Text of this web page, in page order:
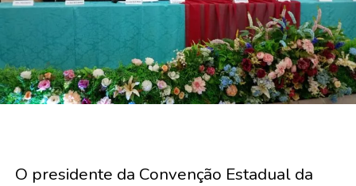
O presidente da Convenção Estadual da